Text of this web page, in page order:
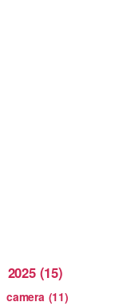
2025 (15)
camera (11)